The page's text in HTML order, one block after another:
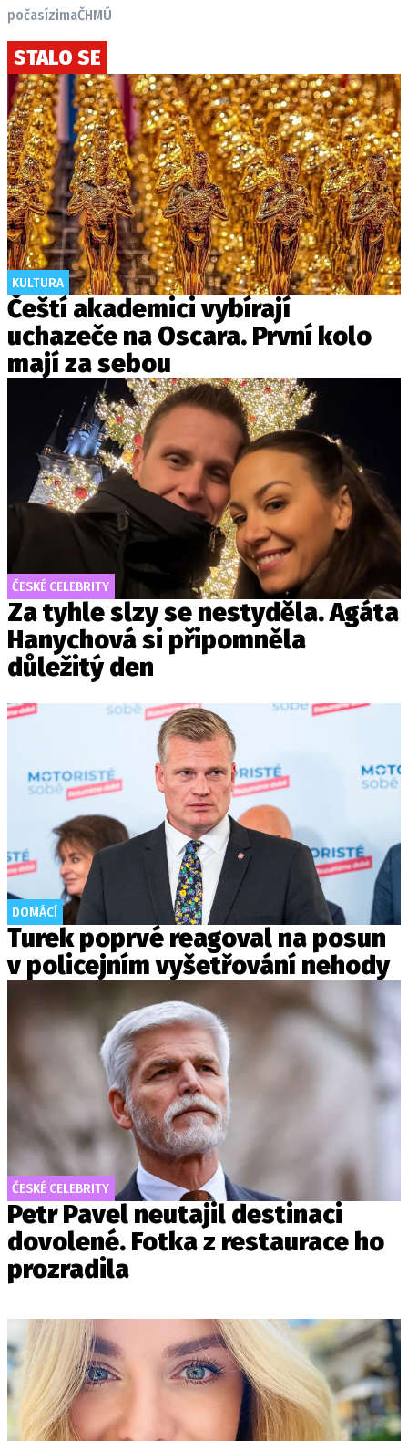
počasízimaČHMÚ
STALO SE
KULTURA
Čeští akademici vybírají
uchazeče na Oscara. První kolo
mají za sebou
ČESKÉ CELEBRITY
Za tyhle slzy se nestyděla. Agáta
Hanychová si připomněla
důležitý den
DOMÁCÍ
Turek poprvé reagoval na posun
v policejním vyšetřování nehody
ČESKÉ CELEBRITY
Petr Pavel neutajil destinaci
dovolené. Fotka z restaurace ho
prozradila